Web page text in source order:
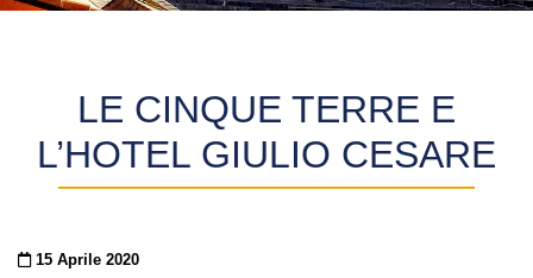
LE CINQUE TERRE E
L’HOTEL GIULIO CESARE
Pubblicato il
15 Aprile 2020